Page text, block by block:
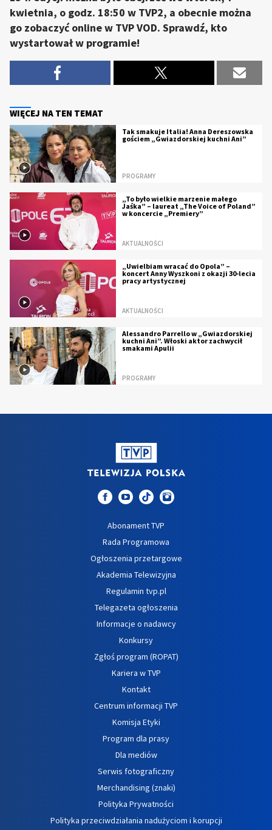
kwietnia, o godz. 18:50 w TVP2, a obecnie można
go zobaczyć online w TVP VOD. Sprawdź, kto
wystartował w programie!
WIĘCEJ NA TEN TEMAT
Tak smakuje Italia! Anna Dereszowska
gościem „Gwiazdorskiej kuchni Ani”
PROGRAMY
„To było wielkie marzenie małego
Jaśka” – laureat „The Voice of Poland”
w koncercie „Premiery”
AKTUALNOŚCI
„Uwielbiam wracać do Opola” –
koncert Anny Wyszkoni z okazji 30-lecia
pracy artystycznej
AKTUALNOŚCI
Alessandro Parrello w „Gwiazdorskiej
kuchni Ani”. Włoski aktor zachwycił
smakami Apulii
PROGRAMY
Abonament TVP
Rada Programowa
Ogłoszenia przetargowe
Akademia Telewizyjna
Regulamin tvp.pl
Telegazeta ogłoszenia
Informacje o nadawcy
Konkursy
Zgłoś program (ROPAT)
Kariera w TVP
Kontakt
Centrum informacji TVP
Komisja Etyki
Program dla prasy
Dla mediów
Serwis fotograficzny
Merchandising (znaki)
Polityka Prywatności
Polityka przeciwdziałania nadużyciom i korupcji